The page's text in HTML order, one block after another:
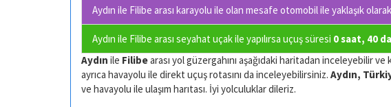
Aydın ile Filibe arası karayolu ile olan mesafe otomobil ile yaklaşık olarak
Aydın ile Filibe arası seyahat uçak ile yapılırsa uçuş süresi 0 saat, 40
Aydın ile Filibearası yol güzergahını aşağıdaki haritadan inceleyebilir
ayrıca havayolu ile direkt uçuş rotasını da inceleyebilirsiniz. Aydın,
ve havayolu ile ulaşım harıtası. İyi yolculuklar dileriz.